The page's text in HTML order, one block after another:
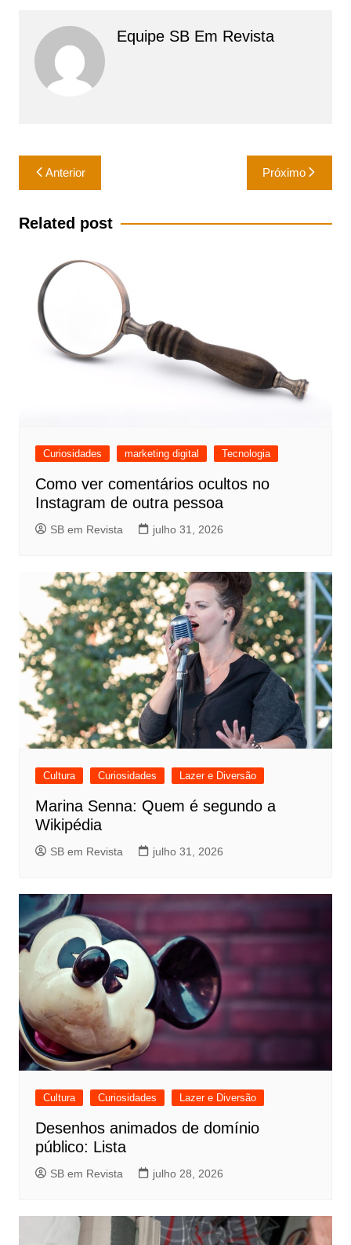
Equipe SB Em Revista
Navegação
de
Post
Anterior Próximo
Related post
Curiosidades marketing digital Tecnologia
Como ver comentários ocultos no
Instagram de outra pessoa
SB em Revista julho 31, 2026
Cultura Curiosidades Lazer e Diversão
Marina Senna: Quem é segundo a
Wikipédia
SB em Revista julho 31, 2026
Cultura Curiosidades Lazer e Diversão
Desenhos animados de domínio
público: Lista
SB em Revista julho 28, 2026